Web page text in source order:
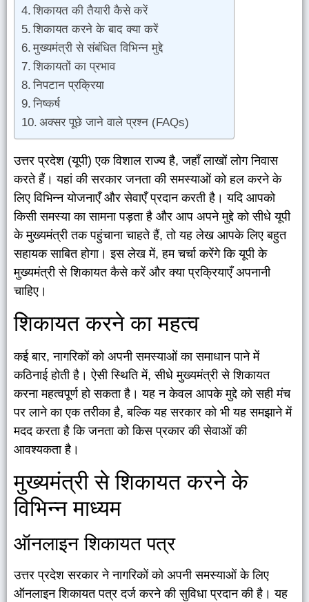
शिकायत की तैयारी कैसे करें
शिकायत करने के बाद क्या करें
मुख्यमंत्री से संबंधित विभिन्न मुद्दे
शिकायतों का प्रभाव
निपटान प्रक्रिया
निष्कर्ष
अक्सर पूछे जाने वाले प्रश्न (FAQs)
उत्तर प्रदेश (यूपी) एक विशाल राज्य है, जहाँ लाखों लोग निवास
करते हैं। यहां की सरकार जनता की समस्याओं को हल करने के
लिए विभिन्न योजनाएँ और सेवाएँ प्रदान करती है। यदि आपको
किसी समस्या का सामना पड़ता है और आप अपने मुद्दे को सीधे यूपी
के मुख्यमंत्री तक पहुंचाना चाहते हैं, तो यह लेख आपके लिए बहुत
सहायक साबित होगा। इस लेख में, हम चर्चा करेंगे कि यूपी के
मुख्यमंत्री से शिकायत कैसे करें और क्या प्रक्रियाएँ अपनानी
चाहिए।
शिकायत करने का महत्व
कई बार, नागरिकों को अपनी समस्याओं का समाधान पाने में
कठिनाई होती है। ऐसी स्थिति में, सीधे मुख्यमंत्री से शिकायत
करना महत्वपूर्ण हो सकता है। यह न केवल आपके मुद्दे को सही मंच
पर लाने का एक तरीका है, बल्कि यह सरकार को भी यह समझाने में
मदद करता है कि जनता को किस प्रकार की सेवाओं की
आवश्यकता है।
मुख्यमंत्री से शिकायत करने के
विभिन्न माध्यम
ऑनलाइन शिकायत पत्र
उत्तर प्रदेश सरकार ने नागरिकों को अपनी समस्याओं के लिए
ऑनलाइन शिकायत पत्र दर्ज करने की सुविधा प्रदान की है। यह